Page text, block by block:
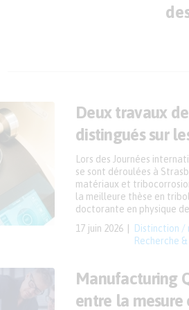
Deux travaux
distingués sur
17 juin 2026 Distinction /
Recherche
Lors des Journées
se sont déroulées à
matériaux et
la meilleure thèse en
doctorante en physique
Manufacturing
entre la mesure